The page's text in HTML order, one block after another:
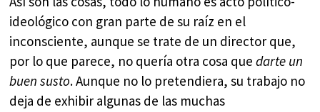
ideológico con gran parte de su raíz en el
inconsciente, aunque se trate de un director que,
por lo que parece, no quería otra cosa quedarte un
buen susto. Aunque no lo pretendiera, su trabajo no
deja de exhibir algunas de las muchas